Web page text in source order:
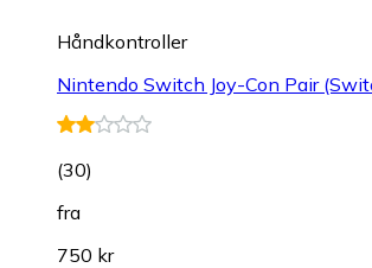
Håndkontroller
Nintendo Switch Joy-Con Pair
(30)
fra
750 kr